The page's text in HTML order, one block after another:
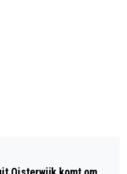
DUEL TEGEN